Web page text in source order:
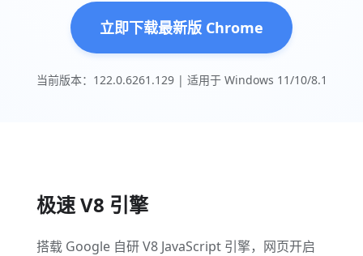
立即下载最新版 Chrome
当前版本：122.0.6261.129 | 适用于 Windows 11/10/8.1
极速 V8 引擎
搭载 Google 自研 V8 JavaScript 引擎，网页开启